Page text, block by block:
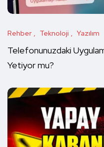
Rehber Teknoloji Yazılım
Telefonunuzdaki
Yetiyor mu?